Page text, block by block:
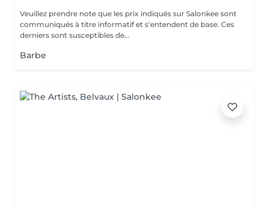
Veuillez prendre note que les prix indiqués sur Salonkee sont
communiqués à titre informatif et s'entendent de base. Ces
derniers sont susceptibles de...
Barbe